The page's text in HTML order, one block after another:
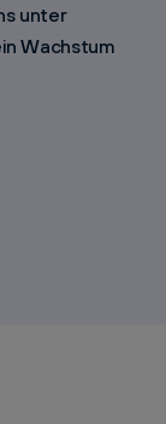
unter
Wachstum